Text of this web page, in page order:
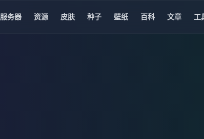
服务器 资源 皮肤 种子 壁纸 百科 文章 工